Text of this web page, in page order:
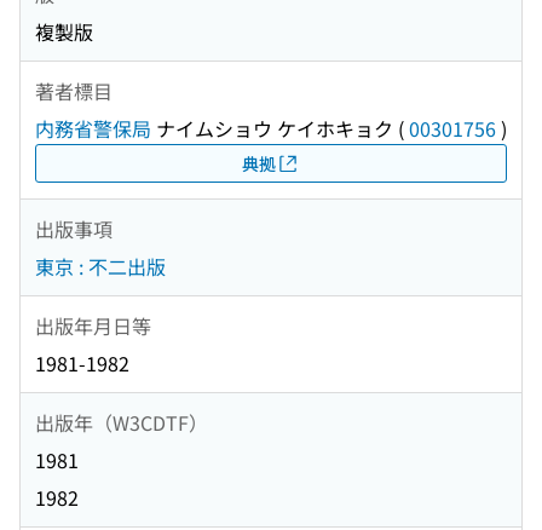
複製版
著者標目
内務省警保局 ナイムショウ ケイホキョク (00301756)
典拠
出版事項
東京 : 不二出版
出版年月日等
1981-1982
出版年（W3CDTF）
1981
1982